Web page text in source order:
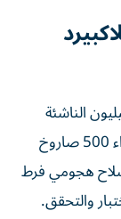
الناشئة
للدفاع، تحدد خطة لمنح عقد ​لمدة عامين لشراء 500 صاروخ
سلاح هجومي فرط
والتحقق.